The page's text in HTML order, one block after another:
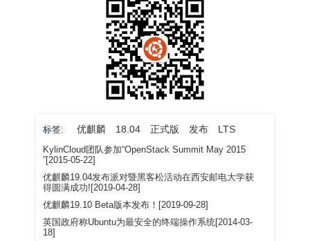
标签: 优麒麟 18.04 正式版 发布 LTS
KylinCloud团队参加“OpenStack Summit May 2015
”[2015-05-22]
优麒麟19.04发布派对暨黑客松活动在西安邮电大学获
得圆满成功![2019-04-28]
优麒麟19.10 Beta版本发布！[2019-09-28]
英国政府称Ubuntu为最安全的终端操作系统[2014-03-
18]